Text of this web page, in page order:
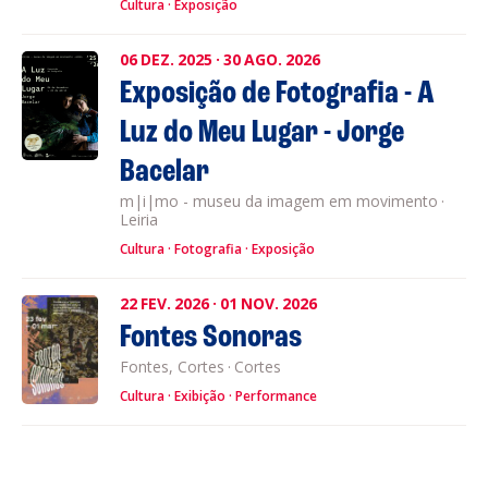
Cultura Exposição
06 DEZ. 2025 · 30AGO. 2026
Exposição de Fotografia - A
Luz do Meu Lugar - Jorge
Bacelar
m|i|mo - museu da imagem em movimento ·
Leiria
Cultura Fotografia Exposição
22 FEV. 2026 · 01 NOV. 2026
Fontes Sonoras
Fontes, Cortes · Cortes
Cultura Exibição Performance